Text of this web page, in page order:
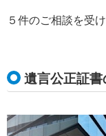
５件のご相談を受け
遺言公正証